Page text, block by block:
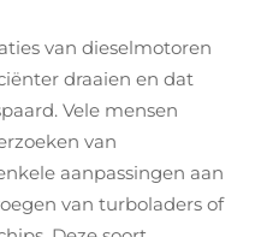
van dieselmotoren
draaien en dat
Vele mensen
van
aanpassingen aan
van turboladers of